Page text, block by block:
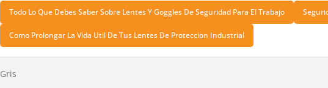
Todo Lo Que Debes Saber Sobre Lentes Y Goggles De Seguridad Para El Trabajo
Como Prolongar La Vida Util De Tus Lentes De Proteccion Industrial
Gris